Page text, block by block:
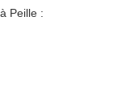
Peille :